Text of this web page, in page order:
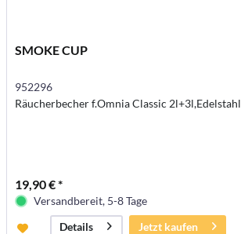
SMOKE CUP
952296
Räucherbecher f.Omnia Classic 2l+3l,Edelstahl
19,90 € *
Versandbereit, 5-8 Tage
Details
Jetzt kaufen